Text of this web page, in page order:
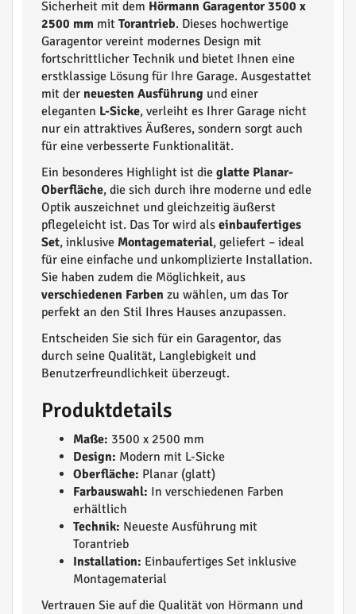
Sicherheit mit dem Hörmann Garagentor 3500 x
2500 mm mit Torantrieb. Dieses hochwertige
Garagentor vereint modernes Design mit
fortschrittlicher Technik und bietet Ihnen eine
erstklassige Lösung für Ihre Garage. Ausgestattet
mit der neuesten Ausführung und einer
eleganten L-Sicke, verleiht es Ihrer Garage nicht
nur ein attraktives Äußeres, sondern sorgt auch
für eine verbesserte Funktionalität.
Ein besonderes Highlight ist die glatte Planar-
Oberfläche, die sich durch ihre moderne und edle
Optik auszeichnet und gleichzeitig äußerst
pflegeleicht ist. Das Tor wird als einbaufertiges
Set, inklusive Montagematerial, geliefert – ideal
für eine einfache und unkomplizierte Installation.
Sie haben zudem die Möglichkeit, aus
verschiedenen Farben zu wählen, um das Tor
perfekt an den Stil Ihres Hauses anzupassen.
Entscheiden Sie sich für ein Garagentor, das
durch seine Qualität, Langlebigkeit und
Benutzerfreundlichkeit überzeugt.
Produktdetails
Maße: 3500 x 2500 mm
Design: Modern mit L-Sicke
Oberfläche: Planar (glatt)
Farbauswahl: In verschiedenen Farben
erhältlich
Technik: Neueste Ausführung mit
Torantrieb
Installation: Einbaufertiges Set inklusive
Montagematerial
Vertrauen Sie auf die Qualität von Hörmann und